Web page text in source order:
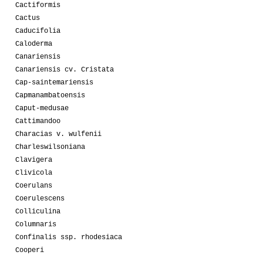
Cactiformis
Cactus
Caducifolia
Caloderma
Canariensis
Canariensis cv. Cristata
Cap-saintemariensis
Capmanambatoensis
Caput-medusae
Cattimandoo
Characias v. wulfenii
Charleswilsoniana
Clavigera
Clivicola
Coerulans
Coerulescens
Colliculina
Columnaris
Confinalis ssp. rhodesiaca
Cooperi